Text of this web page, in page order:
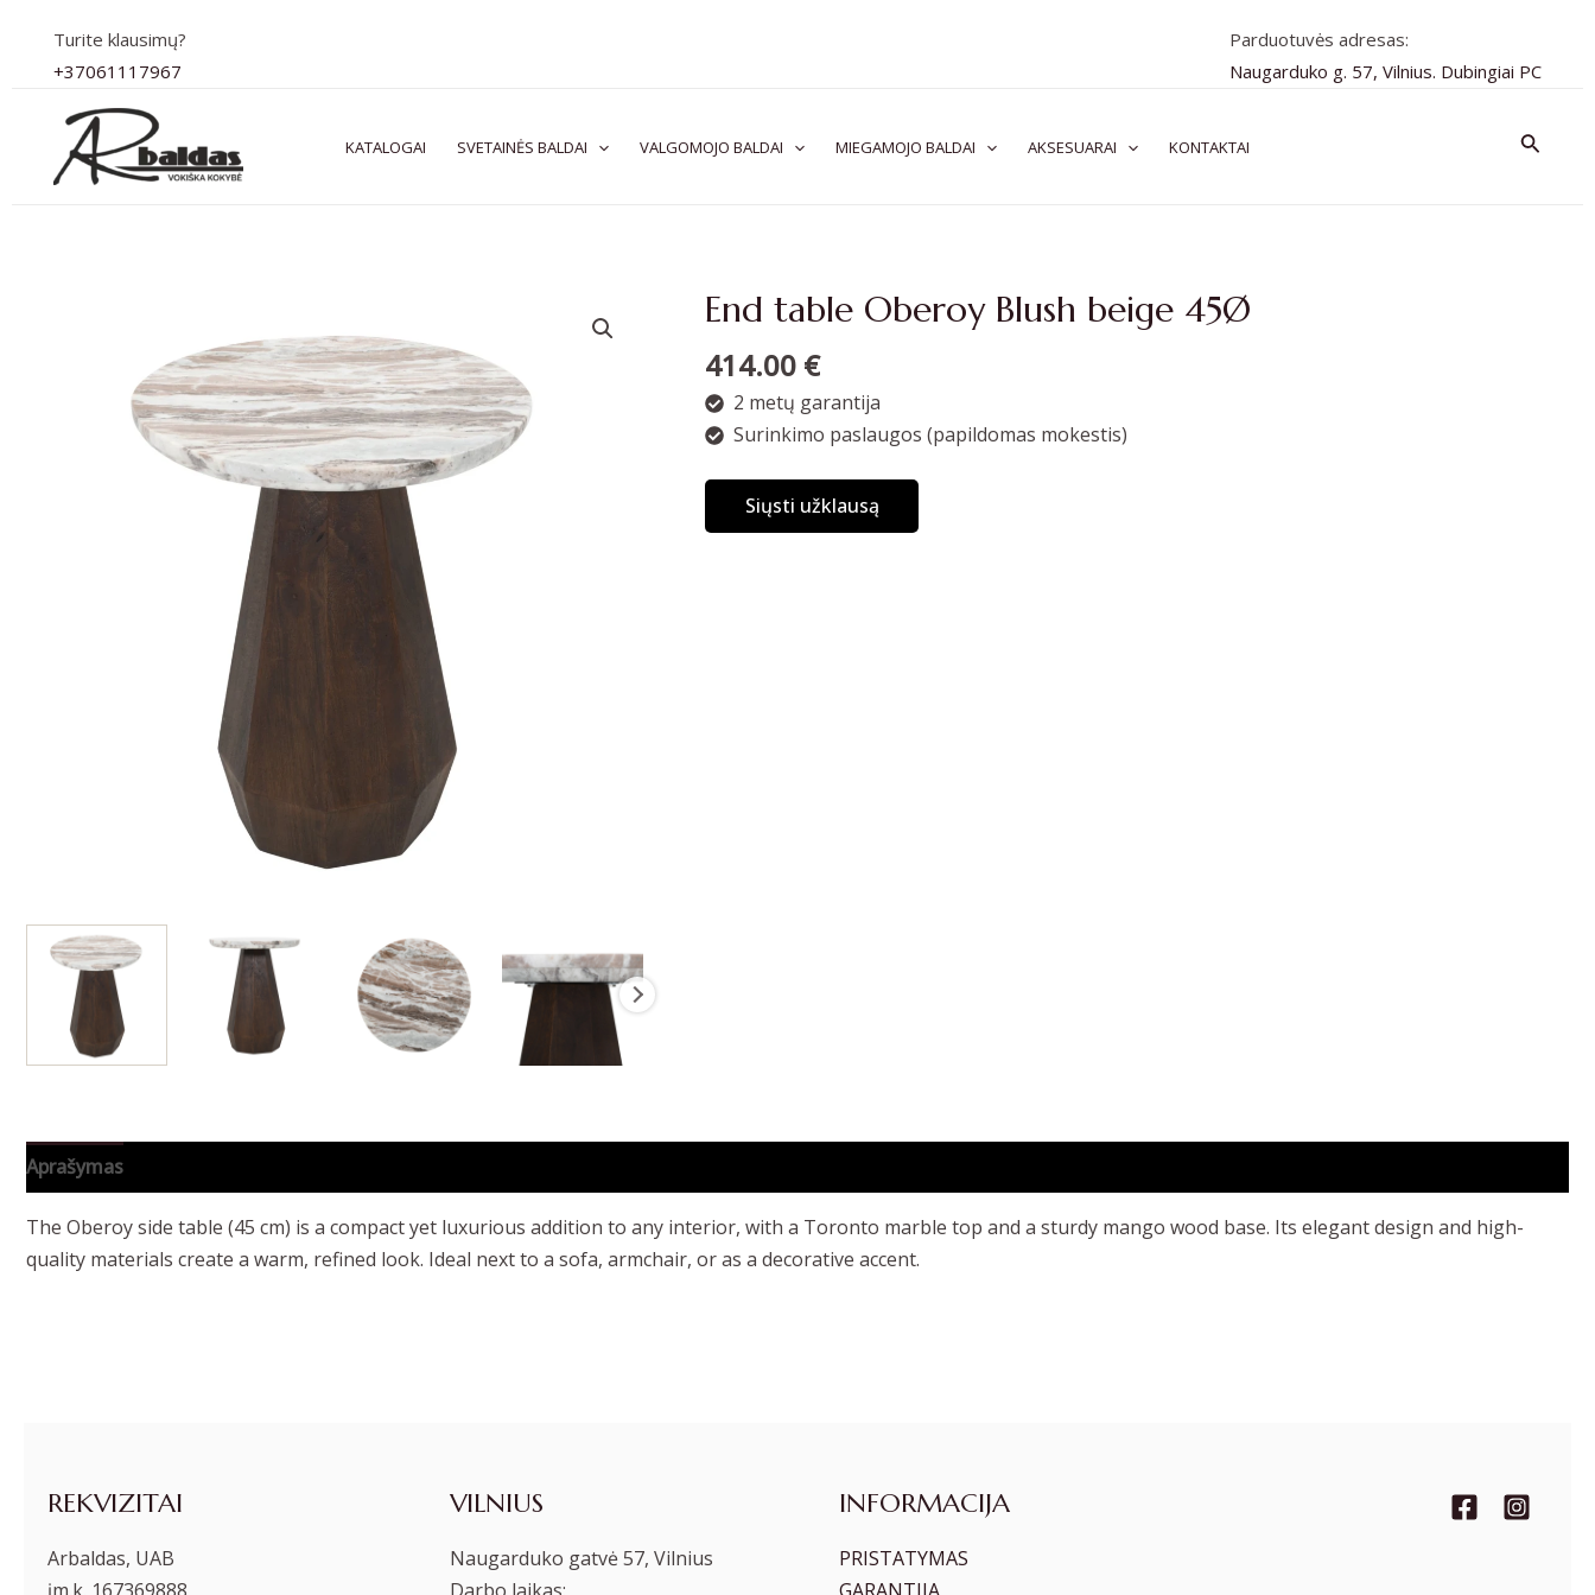
turinio
Turite klausimų?
+37061117967
Parduotuvės adresas:
Naugarduko g. 57, Vilnius. Dubingiai PC
KATALOGAI SVETAINĖS BALDAI VALGOMOJO BALDAI MIEGAMOJO BALDAI AKSESUARAI KONTAKTAI Paieška
End table Oberoy Blush beige 45Ø
414.00 €
2 metų garantija
Surinkimo paslaugos (papildomas mokestis)
Siųsti užklausą
Aprašymas
The Oberoy side table (45 cm) is a compact yet luxurious addition to any interior, with a Toronto marble top and a sturdy mango wood base. Its elegant design and high-
quality materials create a warm, refined look. Ideal next to a sofa, armchair, or as a decorative accent.
REKVIZITAI
Arbaldas, UAB
VILNIUS
Naugarduko gatvė 57, Vilnius
INFORMACIJA
PRISTATYMAS